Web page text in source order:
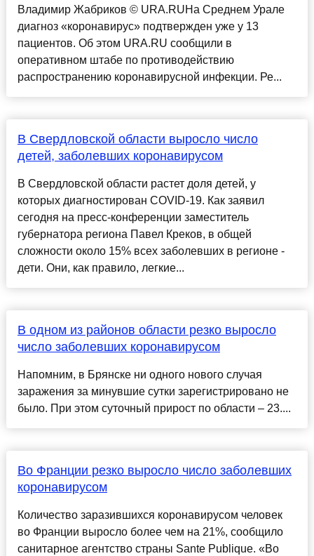
Владимир Жабриков © URA.RUНа Среднем Урале
диагноз «коронавирус» подтвержден уже у 13
пациентов. Об этом URA.RU сообщили в
оперативном штабе по противодействию
распространению коронавирусной инфекции. Ре...
В Свердловской области выросло число
детей, заболевших коронавирусом
В Свердловской области растет доля детей, у
которых диагностирован COVID-19. Как заявил
сегодня на пресс-конференции заместитель
губернатора региона Павел Креков, в общей
сложности около 15% всех заболевших в регионе -
дети. Они, как правило, легкие...
В одном из районов области резко выросло
число заболевших коронавирусом
Напомним, в Брянске ни одного нового случая
заражения за минувшие сутки зарегистрировано не
было. При этом суточный прирост по области – 23....
Во Франции резко выросло число заболевших
коронавирусом
Количество заразившихся коронавирусом человек
во Франции выросло более чем на 21%, сообщило
санитарное агентство страны Sante Publique. «Во